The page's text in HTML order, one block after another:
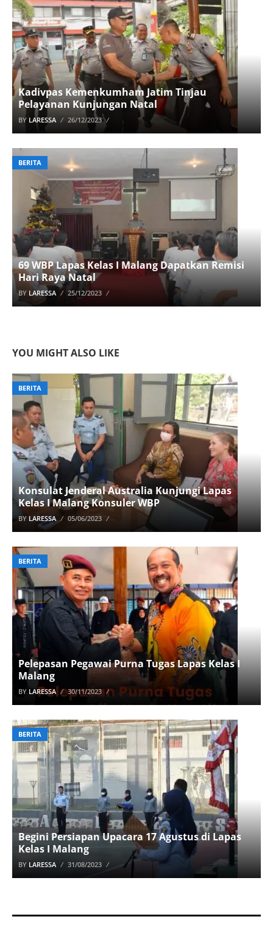
Kadivpas Kemenkumham Jatim Tinjau
Pelayanan Kunjungan Natal
BY LARESSA 26/12/2023
BERITA
69 WBP Lapas Kelas I Malang Dapatkan Remisi
Hari Raya Natal
BY LARESSA 25/12/2023
YOU MIGHT ALSO LIKE
BERITA
Konsulat Jenderal Australia Kunjungi Lapas
Kelas I Malang Konsuler WBP
BY LARESSA 05/06/2023
BERITA
Pelepasan Pegawai Purna Tugas Lapas Kelas I
Malang
BY LARESSA 30/11/2023
BERITA
Begini Persiapan Upacara 17 Agustus di Lapas
Kelas I Malang
BY LARESSA 31/08/2023